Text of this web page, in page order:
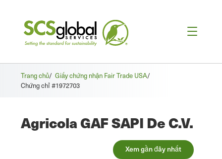
Trang chủ/ Giấy chứng nhận Fair Trade USA/
Chứng chỉ #1972703
Agricola GAF SAPI De C.V.
Xem gần đây nhất